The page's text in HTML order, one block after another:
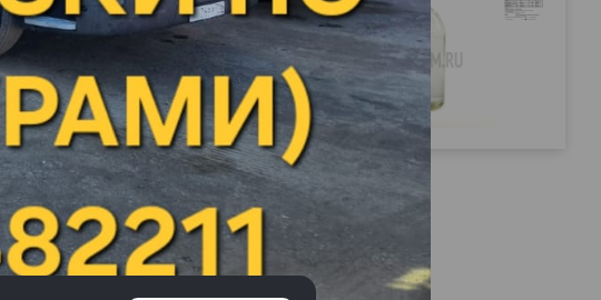
*
102.70 р.*